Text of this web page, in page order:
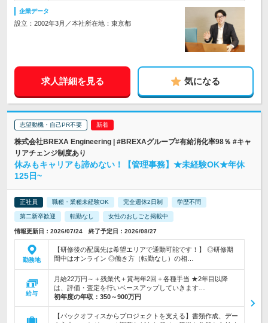
企業データ
設立：2002年3月／本社所在地：東京都
求人詳細を見る 気になる
志望動機・自己PR不要
株式会社BREXA Engineering | #BREXAグループ#有給消化率98％ #キャ
リアチェンジ制度あり
休みもキャリアも諦めない！【管理事務】★未経験OK★年休
125日~
正社員 職種・業種未経験OK 完全週休2日制 学歴不問
第二新卒歓迎 転勤なし 女性のおしごと掲載中
情報更新日：2026/07/24 終了予定日：2026/08/27
勤務地
【研修後の配属先は希望エリアで通勤可能です！】 ◎研修期
間中はオンライン ◎働き方（転勤なし）の相…
給与
月給22万円～＋残業代＋賞与年2回＋各種手当 ★2年目以降
は、評価・査定を行いベースアップしていきます…
初年度の年収： 350～900万円
【バックオフィスからプロジェクトを支える】書類作成、デー